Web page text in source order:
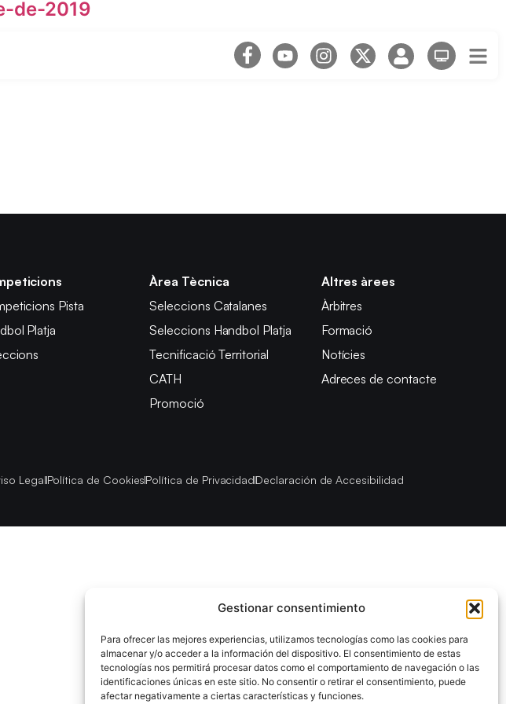
Gestionar consentimiento
Para ofrecer las mejores experiencias, utilizamos tecnologías como las cookies para
almacenar y/o acceder a la información del dispositivo. El consentimiento de estas
tecnologías nos permitirá procesar datos como el comportamiento de navegación o las
identificaciones únicas en este sitio. No consentir o retirar el consentimiento, puede
afectar negativamente a ciertas características y funciones.
de-2019
Pista
Platja
Àrea Tècnica
Seleccions Catalanes
Seleccions Handbol Platja
Tecnificació Territorial
CATH
Promoció
Altres àrees
Àrbitres
Formació
Notícies
Adreces de contacte
LegalPolítica de CookiesPolítica de PrivacidadDeclaración de Accesibilidad